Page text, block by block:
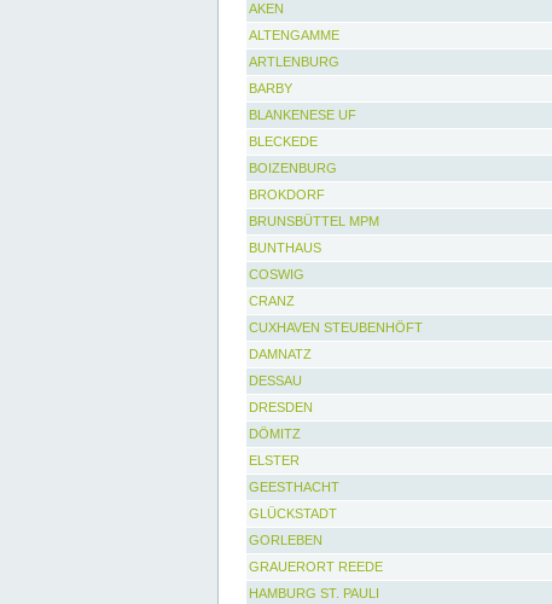
AKEN
ALTENGAMME
ARTLENBURG
BARBY
BLANKENESE UF
BLECKEDE
BOIZENBURG
BROKDORF
BRUNSBÜTTEL MPM
BUNTHAUS
COSWIG
CRANZ
CUXHAVEN STEUBENHÖFT
DAMNATZ
DESSAU
DRESDEN
DÖMITZ
ELSTER
GEESTHACHT
GLÜCKSTADT
GORLEBEN
GRAUERORT REEDE
HAMBURG ST. PAULI